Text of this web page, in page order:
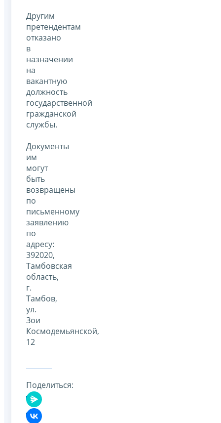
Другим
претендентам
отказано
в
назначении
на
вакантную
должность
государственной
гражданской
службы.
Документы
им
могут
быть
возвращены
по
письменному
заявлению
по
адресу:
392020,
Тамбовская
область,
г.
Тамбов,
ул.
Зои
Космодемьянской,
12
Поделиться: